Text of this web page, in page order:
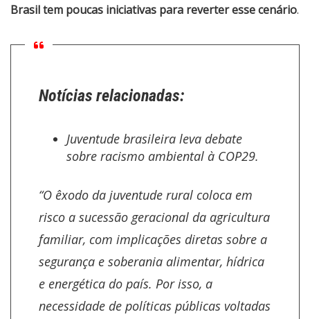
Brasil tem poucas iniciativas para reverter esse cenário.
Notícias relacionadas:
Juventude brasileira leva debate
sobre racismo ambiental à COP29.
“O êxodo da juventude rural coloca em
risco a sucessão geracional da agricultura
familiar, com implicações diretas sobre a
segurança e soberania alimentar, hídrica
e energética do país. Por isso, a
necessidade de políticas públicas voltadas